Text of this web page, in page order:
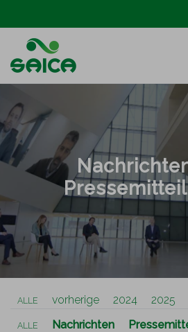
ALLE vorherige 2024 2025
ALLE Nachrichten